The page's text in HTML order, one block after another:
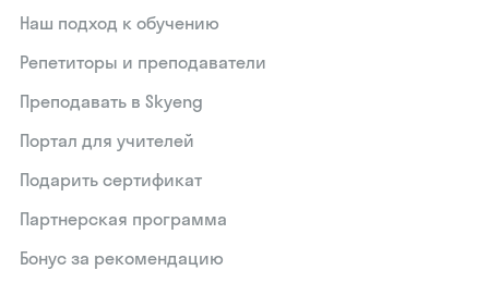
Наш подход к обучению
Репетиторы и преподаватели
Преподавать в Skyeng
Портал для учителей
Подарить сертификат
Партнерская программа
Бонус за рекомендацию